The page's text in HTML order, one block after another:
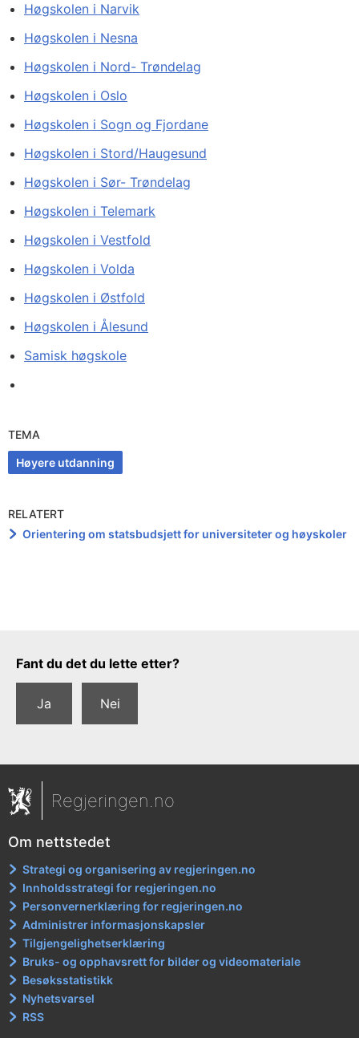
Høgskolen i Narvik
Høgskolen i Nesna
Høgskolen i Nord- Trøndelag
Høgskolen i Oslo
Høgskolen i Sogn og Fjordane
Høgskolen i Stord/Haugesund
Høgskolen i Sør- Trøndelag
Høgskolen i Telemark
Høgskolen i Vestfold
Høgskolen i Volda
Høgskolen i Østfold
Høgskolen i Ålesund
Samisk høgskole
TEMA
Høyere utdanning
RELATERT
Orientering om statsbudsjett for universiteter og høyskoler
Tilbakemeldingsskjema
Fant du det du lette etter?
Ja Nei
Regjeringen.no
Om nettstedet
Strategi og organisering av regjeringen.no
Innholdsstrategi for regjeringen.no
Personvernerklæring for regjeringen.no
Administrer informasjonskapsler
Tilgjengelighetserklæring
Bruks- og opphavsrett for bilder og videomateriale
Besøksstatistikk
Nyhetsvarsel
RSS